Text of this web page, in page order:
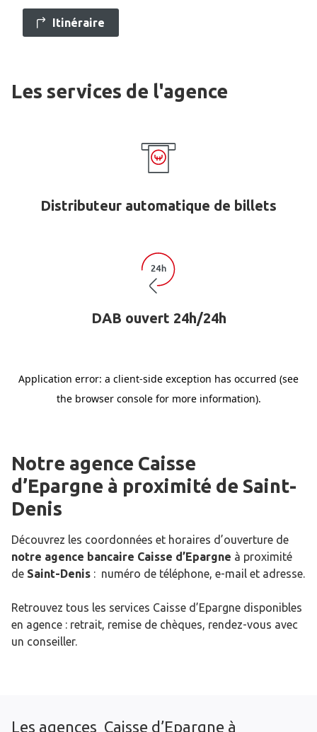
Itinéraire
Les services de l'agence
Distributeur automatique de billets
DAB ouvert 24h/24h
Notre agence Caisse
d’Epargne à proximité de Saint-
Denis
Découvrez les coordonnées et horaires d’ouverture de
notre agence bancaire Caisse d’Epargne à proximité
de Saint-Denis : numéro de téléphone, e-mail et adresse.
Retrouvez tous les services Caisse d’Epargne disponibles
en agence : retrait, remise de chèques, rendez-vous avec
un conseiller.
Les agences Caisse d’Epargne à